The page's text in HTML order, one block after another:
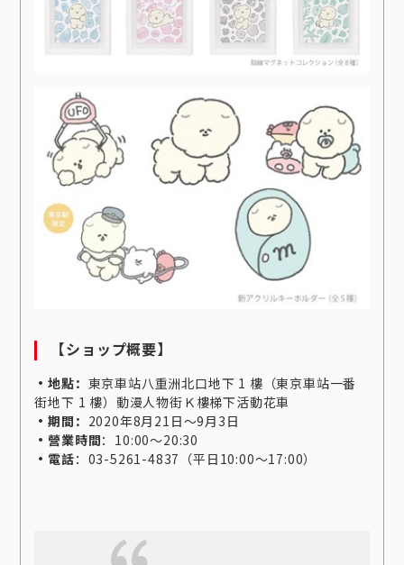
【ショップ概要】
・地點： 東京車站八重洲北口地下 1 樓（東京車站一番
街地下 1 樓）動漫人物街Ｋ樓梯下活動花車
・期間： 2020年8月21日～9月3日
・營業時間：10:00～20:30
・電話：03-5261-4837（平日10:00～17:00）